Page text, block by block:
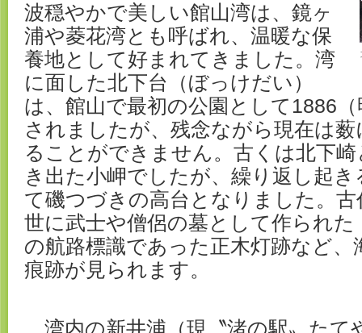
波穏やかで美しい館山湾は、鏡ヶ
浦や菱花湾とも呼ばれ、温暖な保
養地として好まれてきました。湾
に面した北下台（ぼっけだい）
は、館山で最初の公園として1886
されましたが、残念ながら現在は
ることができません。古くは北下
き出た小岬でしたが、繰り返し起
て磯つづきの高台となりました。
世に武士や僧侶の墓として作られた
の航路標識であった正木灯跡など
痕跡が見られます。
湾内の新井浦（現〝渚の駅〟たて